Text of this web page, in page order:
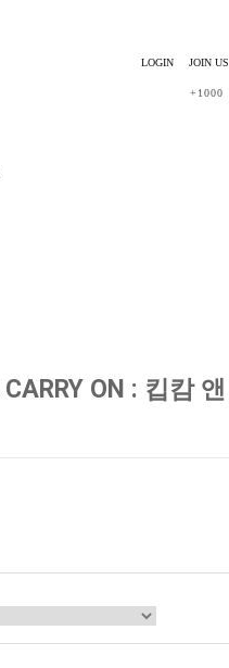
LOGIN JOIN US
+1000
ON : 킵캄 앤